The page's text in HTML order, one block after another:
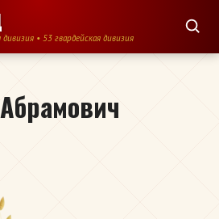
• 53 гвардейская дивизия